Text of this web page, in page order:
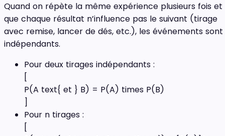
Quand on répète la même expérience plusieurs fois et
que chaque résultat n’influence pas le suivant (tirage
avec remise, lancer de dés, etc.), les événements sont
indépendants.
Pour deux tirages indépendants :
[
P(A text{ et } B) = P(A) times P(B)
]
Pour n tirages :
[